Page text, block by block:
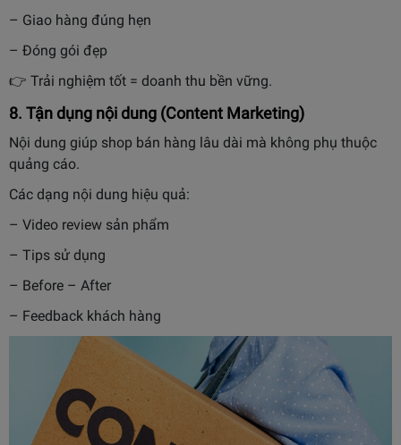
– Giao hàng đúng hẹn
– Đóng gói đẹp
👉 Trải nghiệm tốt = doanh thu bền vững.
8. Tận dụng nội dung (Content Marketing)
Nội dung giúp shop bán hàng lâu dài mà không phụ thuộc
quảng cáo.
Các dạng nội dung hiệu quả:
– Video review sản phẩm
– Tips sử dụng
– Before – After
– Feedback khách hàng